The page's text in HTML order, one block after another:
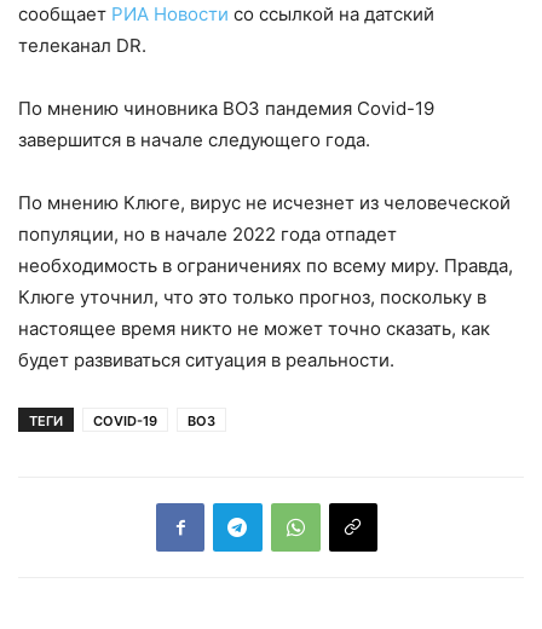
сообщает РИА Новости со ссылкой на датский
телеканал DR.
По мнению чиновника ВОЗ пандемия Covid-19
завершится в начале следующего года.
По мнению Клюге, вирус не исчезнет из человеческой
популяции, но в начале 2022 года отпадет
необходимость в ограничениях по всему миру. Правда,
Клюге уточнил, что это только прогноз, поскольку в
настоящее время никто не может точно сказать, как
будет развиваться ситуация в реальности.
ТЕГИ COVID-19 ВОЗ